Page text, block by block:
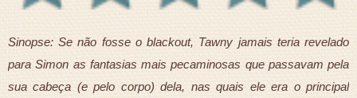
Sinopse: Se não fosse o blackout, Tawny jamais teria revelado
para Simon as fantasias mais pecaminosas que passavam pela
sua cabeça (e pelo corpo) dela, nas quais ele era o principal